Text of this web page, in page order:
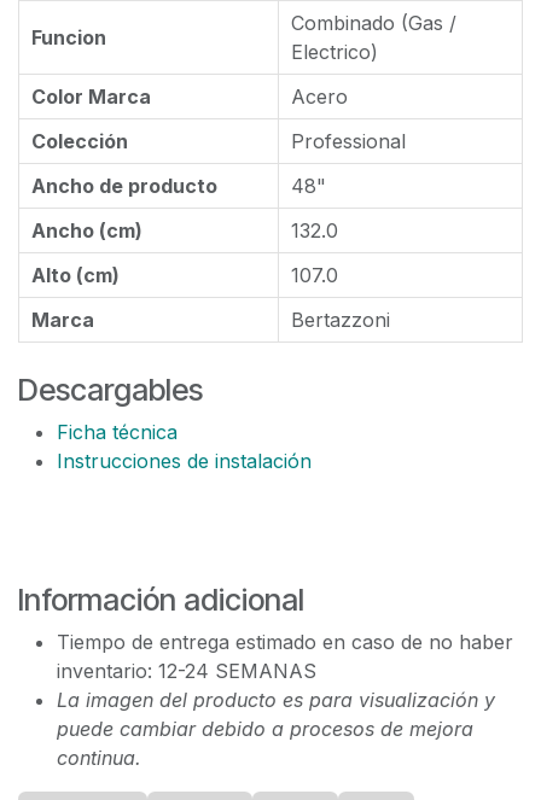
Funcion
Combinado (Gas /
Electrico)
Color Marca
Acero
Colección
Professional
Ancho de producto
48"
Ancho (cm)
132.0
Alto (cm)
107.0
Marca
Bertazzoni
Descargables
Ficha técnica
Instrucciones de instalación
Información adicional
Tiempo de entrega estimado en caso de no haber
inventario: 12-24 SEMANAS
La imagen del producto es para visualización y
puede cambiar debido a procesos de mejora
continua.